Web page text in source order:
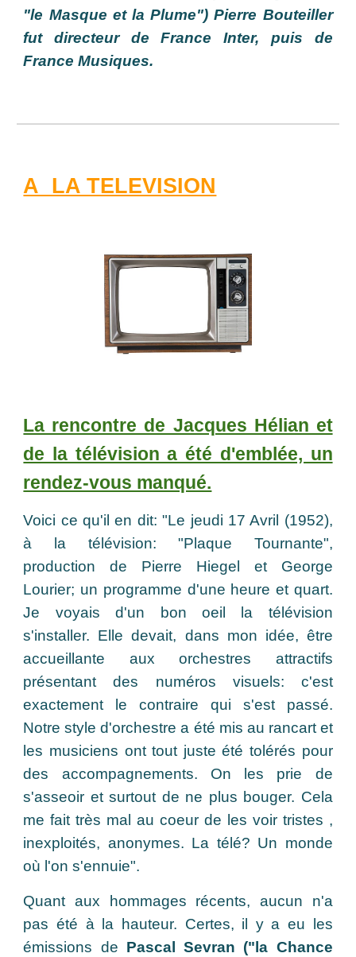
"le Masque et la Plume") Pierre Bouteiller
fut directeur de France Inter, puis de
France Musiques.
A LA TELEVISION
La rencontre de Jacques Hélian et
de la télévision a été d'emblée, un
rendez-vous manqué.
Voici ce qu'il en dit: "Le jeudi 17 Avril (1952),
à la télévision: "Plaque Tournante",
production de Pierre Hiegel et George
Lourier; un programme d'une heure et quart.
Je voyais d'un bon oeil la télévision
s'installer. Elle devait, dans mon idée, être
accueillante aux orchestres attractifs
présentant des numéros visuels: c'est
exactement le contraire qui s'est passé.
Notre style d'orchestre a été mis au rancart et
les musiciens ont tout juste été tolérés pour
des accompagnements. On les prie de
s'asseoir et surtout de ne plus bouger. Cela
me fait très mal au coeur de les voir tristes ,
inexploités, anonymes. La télé? Un monde
où l'on s'ennuie".
Quant aux hommages récents, aucun n'a
pas été à la hauteur. Certes, il y a eu les
émissions de Pascal Sevran ("la Chance